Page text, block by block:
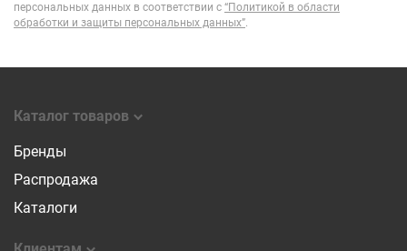
персональных данных в соответствии с “Политикой в области
обработки и защиты персональных данных”.
Каталог товаров
Бренды
Распродажа
Каталоги